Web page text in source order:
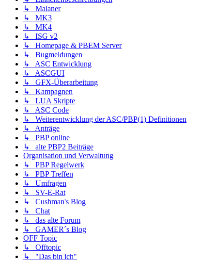
↳ Malaner
↳ MK3
↳ MK4
↳ ISG v2
↳ Homepage & PBEM Server
↳ Bugmeldungen
↳ ASC Entwicklung
↳ ASCGUI
↳ GFX-Überarbeitung
↳ Kampagnen
↳ LUA Skripte
↳ ASC Code
↳ Weiterentwicklung der ASC/PBP(1) Definitionen
↳ Anträge
↳ PBP online
↳ alte PBP2 Beiträge
Organisation und Verwaltung
↳ PBP Regelwerk
↳ PBP Treffen
↳ Umfragen
↳ SV-E-Rat
↳ Cushman's Blog
↳ Chat
↳ das alte Forum
↳ GAMER´s Blog
OFF Topic
↳ Offtopic
↳ "Das bin ich"